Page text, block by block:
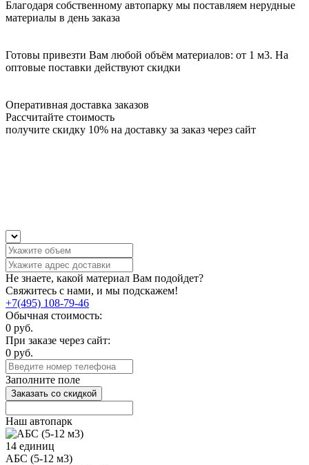
Благодаря собственному автопарку мы поставляем нерудные
материалы в день заказа
Готовы привезти Вам любой объём материалов: от 1 м3. На
оптовые поставки действуют скидки
Оперативная доставка заказов
Рассчитайте стоимость
получите скидку 10% на доставку за заказ через сайт
Не знаете, какой материал Вам подойдет?
Свяжитесь с нами, и мы подскажем!
+7(495) 108-79-46
Обычная стоимость:
0 руб.
При заказе через сайт:
0 руб.
Заполните поле
Заказать со скидкой
Наш автопарк
14 единиц
АБС (5-12 м3)